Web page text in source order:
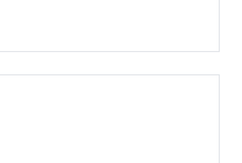
需要花费缺姿较多的时间
什么平台，进入：
1c590b1615839310.html?